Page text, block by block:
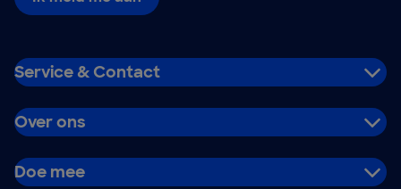
Service & Contact
Over ons
Doe mee